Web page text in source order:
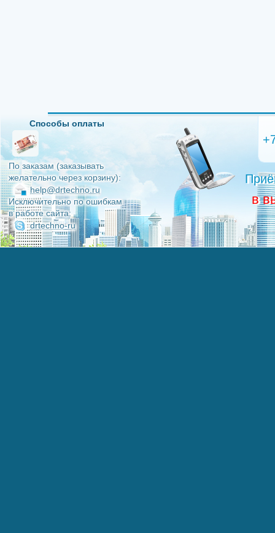
Способы оплаты
По заказам (заказывать
желательно через корзину):
help@drtechno.ru
Исключительно по ошибкам
в работе сайта:
drtechno-ru
в